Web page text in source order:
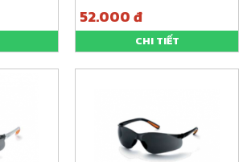
52.000 đ
CHI TIẾT